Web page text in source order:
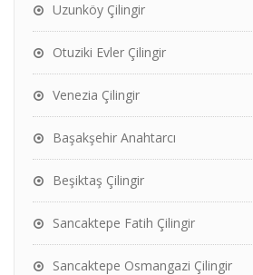
Uzunköy Çilingir
Otuziki Evler Çilingir
Venezia Çilingir
Başakşehir Anahtarcı
Beşiktaş Çilingir
Sancaktepe Fatih Çilingir
Sancaktepe Osmangazi Çilingir